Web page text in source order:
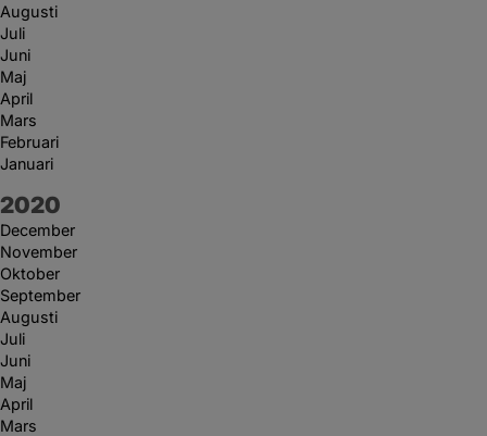
Augusti
Juli
Juni
Maj
April
Mars
Februari
Januari
År:
2020
December
November
Oktober
September
Augusti
Juli
Juni
Maj
April
Mars